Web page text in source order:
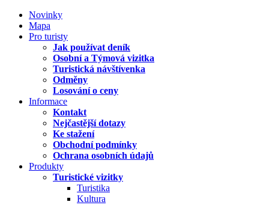
Novinky
Mapa
Pro turisty
Jak používat deník
Osobní a Týmová vizitka
Turistická návštívenka
Odměny
Losování o ceny
Informace
Kontakt
Nejčastější dotazy
Ke stažení
Obchodní podmínky
Ochrana osobních údajů
Produkty
Turistické vizitky
Turistika
Kultura